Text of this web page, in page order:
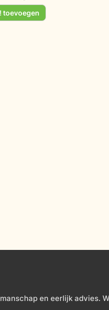
toevoegen
en eerlijk advies.